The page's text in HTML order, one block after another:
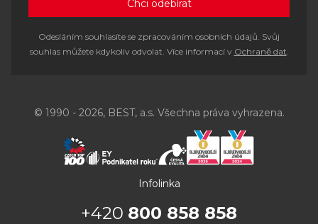
Odesláním souhlasíte se zpracováním osobních údajů. Svůj
souhlas můžete kdykoliv odvolat. Více informací v Ochraně dat.
© 1990 - 2026, BEST, a.s. Všechna práva vyhrazena.
Infolinka
+420 800 858 858